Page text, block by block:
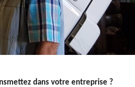
dans votre entreprise ?